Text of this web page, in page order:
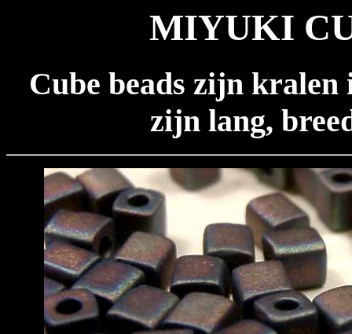
MIYUKI
Cube beads zijn kralen
zijn lang,